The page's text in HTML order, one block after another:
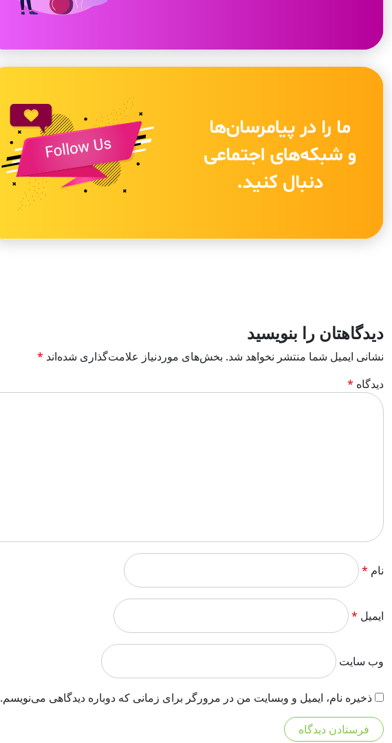
دیدگاهتان را بنویسید
نشانی ایمیل شما منتشر نخواهد شد. بخش‌های موردنیاز علامت‌گذاری شده‌اند *
دیدگاه *
نام *
ایمیل *
وب‌ سایت
ذخیره نام، ایمیل و وبسایت من در مرورگر برای زمانی که دوباره دیدگاهی می‌نویسم.